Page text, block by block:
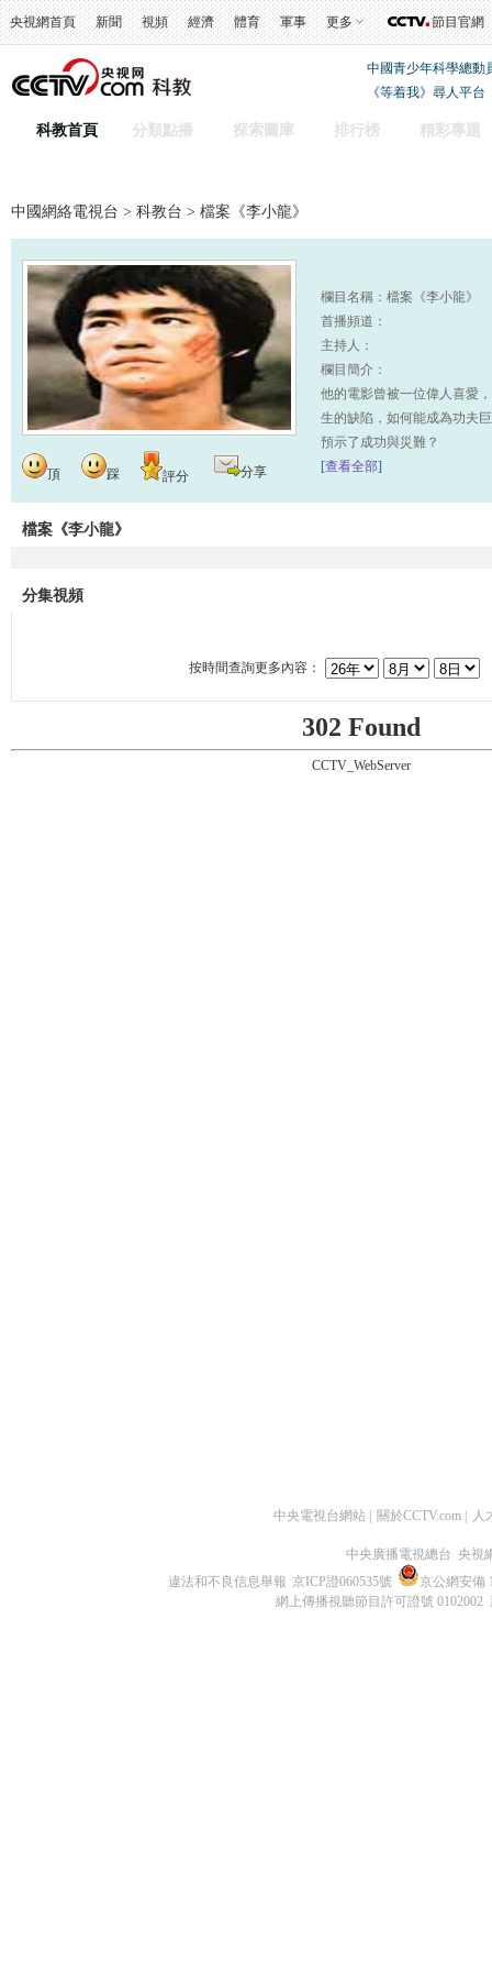
央視網首頁 新聞 視頻 經濟 體育 軍事 更多 節目官網
中國青少年科學總動
《等着我》尋人平台
科教首頁 分類點播 探索圖庫 排行榜 精彩專題
中國網絡電視台 > 科教台 > 檔案《李小龍》
頂 踩 評分 分享
欄目名稱：檔案《李小龍》
首播頻道：
主持人：
欄目簡介：
他的電影曾被一位偉人喜愛
生的缺陷，如何能成為功夫
預示了成功與災難？
[查看全部]
檔案《李小龍》
分集視頻
按時間查詢更多內容：
302 Found
CCTV_WebServer
中央電視台網站 關於CCTV.com 人
中央廣播電視總台 央視
違法和不良信息舉報 京ICP證060535號
京公網安備
網上傳播視聽節目許可證號 0102002